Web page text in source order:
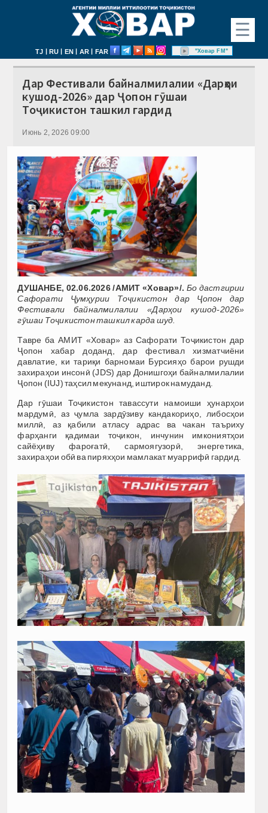
☰
TJ | RU | EN | AR | FAR "Ховар FM"
Дар Фестивали байналмилалии «Дарҳои
кушод-2026» дар Ҷопон гӯшаи
Тоҷикистон ташкил гардид
Июнь 2, 2026 09:00
ДУШАНБЕ, 02.06.2026 /АМИТ «Ховар»/. Бо дастгирии
Сафорати Ҷумҳурии Тоҷикистон дар Ҷопон дар
Фестивали байналмилалии «Дарҳои кушод-2026»
гӯшаи Тоҷикистон ташкил карда шуд.
Тавре ба АМИТ «Ховар» аз Сафорати Тоҷикистон дар
Ҷопон хабар доданд, дар фестивал хизматчиёни
давлатие, ки тариқи барномаи Бурсияҳо барои рушди
захираҳои инсонӣ (JDS) дар Донишгоҳи байналмилалии
Ҷопон (IUJ) таҳсил мекунанд, иштирок намуданд.
Дар гӯшаи Тоҷикистон тавассути намоиши ҳунарҳои
мардумӣ, аз ҷумла зардӯзиву кандакориҳо, либосҳои
миллӣ, аз қабили атласу адрас ва чакан таъриху
фарҳанги қадимаи тоҷикон, инчунин имкониятҳои
сайёҳиву фароғатӣ, сармоягузорӣ, энергетика,
захираҳои обӣ ва пиряхҳои мамлакат муаррифӣ гардид.